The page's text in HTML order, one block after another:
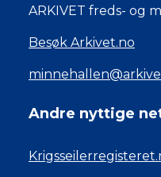
ARKIVET freds- og
Besøk Arkivet.no
Andre nyttige